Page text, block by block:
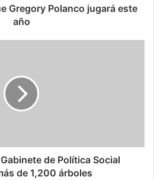
Gregory Polanco jugará este
año
de Política Social
de 1,200 árboles